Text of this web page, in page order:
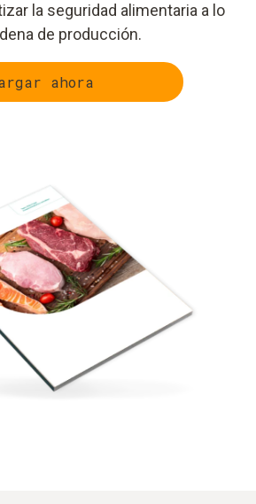
la seguridad alimentaria a lo
de producción.
ahora